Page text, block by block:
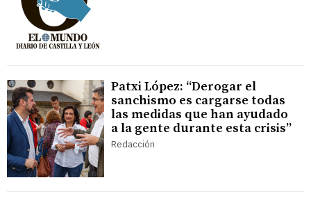
Patxi López: “Derogar el
sanchismo es cargarse todas
las medidas que han ayudado
a la gente durante esta crisis”
Redacción